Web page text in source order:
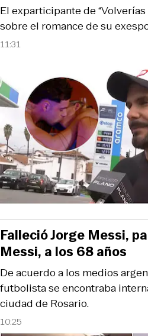
11:31
El exparticipante de
sobre el romance de su
10:25
De acuerdo a los medios
futbolista se encontraba
ciudad de Rosario.
Falleció Jorge Messi,
Messi, a los 68 años